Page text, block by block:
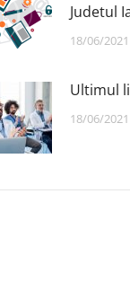
Judetul
18/06/2021
Ultimul
18/06/2021